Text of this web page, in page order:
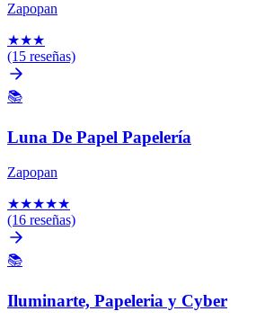
Zapopan
★★★
(15 reseñas)
📚
Luna De Papel Papelería
Zapopan
★★★★★
(16 reseñas)
📚
Iluminarte, Papeleria y Cyber